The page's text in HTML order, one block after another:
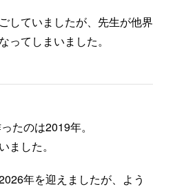
していましたが、先生が他界
ってしまいました。
たのは2019年。
ました。
年を迎えましたが、よう